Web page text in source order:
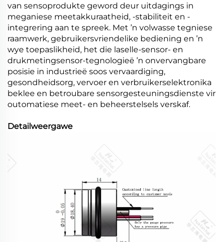
van sensoprodukte geword deur uitdagings in
meganiese meetakkuraatheid, -stabiliteit en -
integrering aan te spreek. Met ’n volwasse tegniese
raamwerk, gebruikersvriendelike bediening en ’n
wye toepaslikheid, het die laselle-sensor- en
drukmetingsensor-tegnologieë ’n onvervangbare
posisie in industrieë soos vervaardiging,
gesondheidsorg, vervoer en verbruikerselektronika
beklee en betroubare sensorgesteuningsdienste vir
outomatiese meet- en beheerstelsels verskaf.
Detailweergawe